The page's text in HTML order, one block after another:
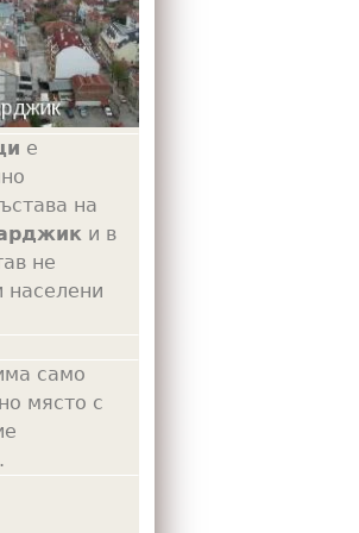
е
на
и в
не
населени
само
място с